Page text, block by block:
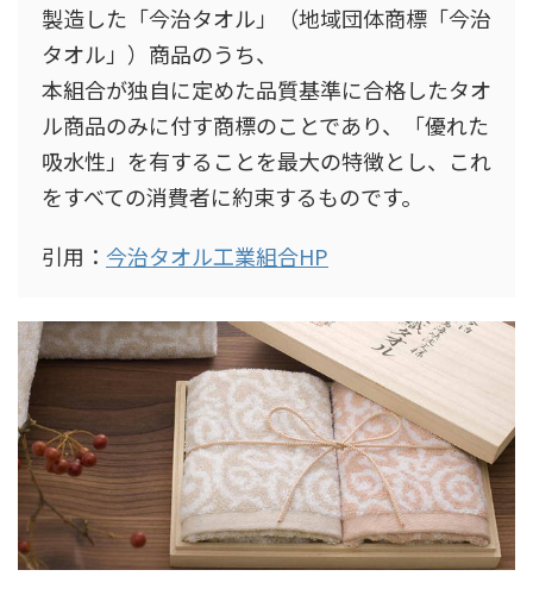
製造した「今治タオル」（地域団体商標「今治
タオル」）商品のうち、
本組合が独自に定めた品質基準に合格したタオ
ル商品のみに付す商標のことであり、「優れた
吸水性」を有することを最大の特徴とし、これ
をすべての消費者に約束するものです。
引用： 今治タオル工業組合HP